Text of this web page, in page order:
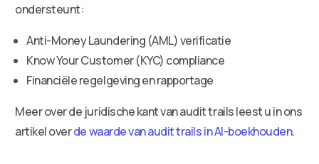
ondersteunt:
Anti-Money Laundering (AML) verificatie
Know Your Customer (KYC) compliance
Financiële regelgeving en rapportage
Meer over de juridische kant van audit trails leest u in ons
artikel overde waarde van audit trails in AI-boekhouden.